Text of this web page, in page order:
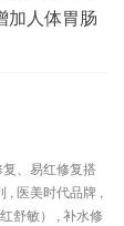
加人体胃肠
复、控制色
品功效】...
、易红修复搭
, 医美时代品牌 ,
舒敏） , 补水修